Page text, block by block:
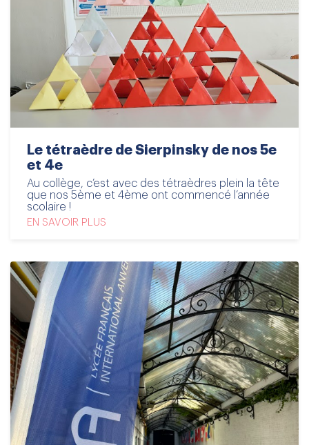
Le tétraèdre de Sierpinsky de nos 5e
et 4e
Au collège, c’est avec des tétraèdres plein la tête
que nos 5ème et 4ème ont commencé l’année
scolaire !
EN SAVOIR PLUS